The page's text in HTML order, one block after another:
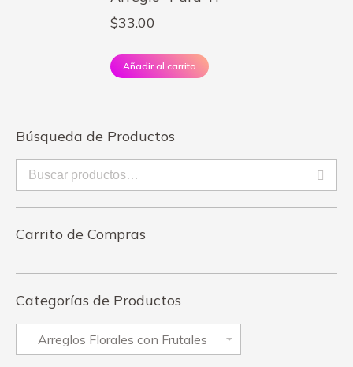
$33.00
Añadir al carrito
Búsqueda de Productos
Carrito de Compras
Categorías de Productos